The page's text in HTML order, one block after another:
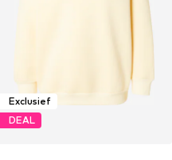
Exclusief
DEAL